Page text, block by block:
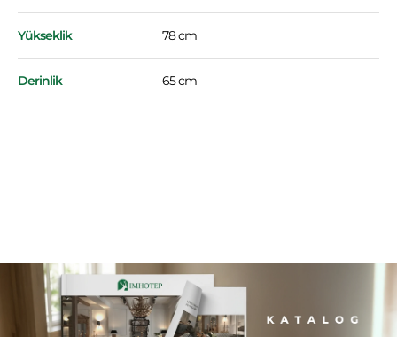
Yükseklik 78 cm
Derinlik 65 cm